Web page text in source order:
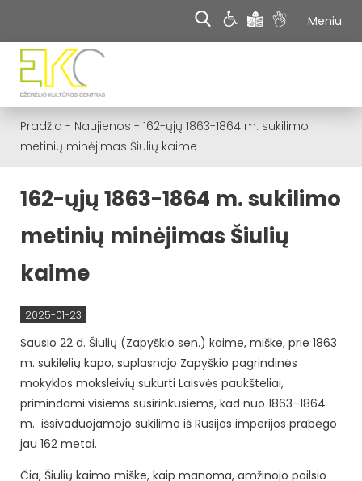
Meniu
Pradžia - Naujienos - 162-ųjų 1863-1864 m. sukilimo
metinių minėjimas Šiulių kaime
162-ųjų 1863-1864 m. sukilimo
metinių minėjimas Šiulių
kaime
2025-01-23
Sausio 22 d. Šiulių (Zapyškio sen.) kaime, miške, prie 1863
m. sukilėlių kapo, suplasnojo Zapyškio pagrindinės
mokyklos moksleivių sukurti Laisvės paukšteliai,
primindami visiems susirinkusiems, kad nuo 1863–1864
m. išsivaduojamojo sukilimo iš Rusijos imperijos prabėgo
jau 162 metai.
Čia, Šiulių kaimo miške, kaip manoma, amžinojo poilsio